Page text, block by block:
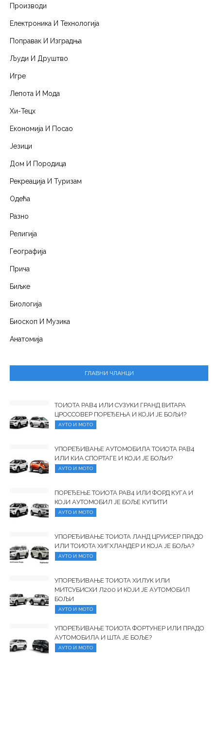
Производи
Електроника И Технологија
Поправак И Изградња
Људи И Друштво
Игре
Лепота И Мода
Хи-Тецх
Економија И Посао
Језици
Дом И Породица
Рекреација И Туризам
Одећа
Разно
Религија
Географија
Прича
Биљке
Биологија
Биоскоп И Музика
Анатомија
ГЛАВНИ ЧЛАНЦИ
ТОИОТА РАВ4 ИЛИ СУЗУКИ ГРАНД ВИТАРА
ЦРОССОВЕР ПОРЕЂЕЊА И КОЈИ ЈЕ БОЉИ?
АУТО И МОТО
УПОРЕЂИВАЊЕ АУТОМОБИЛА ТОИОТА РАВ4
ИЛИ КИА СПОРТАГЕ И КОЈИ ЈЕ БОЉИ?
АУТО И МОТО
ПОРЕЂЕЊЕ ТОИОТА РАВ4 ИЛИ ФОРД КУГА И
КОЈИ АУТОМОБИЛ ЈЕ БОЉЕ КУПИТИ
АУТО И МОТО
УПОРЕЂИВАЊЕ ТОИОТА ЛАНД ЦРУИСЕР ПРАДО
ИЛИ ТОИОТА ХИГХЛАНДЕР И КОЈА ЈЕ БОЉА?
АУТО И МОТО
УПОРЕЂИВАЊЕ ТОИОТА ХИЛУК ИЛИ
МИТСУБИСХИ Л200 И КОЈИ ЈЕ АУТОМОБИЛ
БОЉИ
АУТО И МОТО
УПОРЕЂИВАЊЕ ТОИОТА ФОРТУНЕР ИЛИ ПРАДО
АУТОМОБИЛА И ШТА ЈЕ БОЉЕ?
АУТО И МОТО